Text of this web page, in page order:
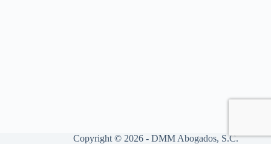
Copyright © 2026 - DMM Abogados, S.C.